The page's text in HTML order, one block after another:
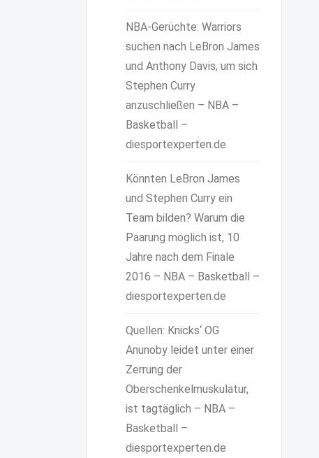
NBA-Gerüchte: Warriors
suchen nach LeBron James
und Anthony Davis, um sich
Stephen Curry
anzuschließen – NBA –
Basketball –
diesportexperten.de
Könnten LeBron James
und Stephen Curry ein
Team bilden? Warum die
Paarung möglich ist, 10
Jahre nach dem Finale
2016 – NBA – Basketball –
diesportexperten.de
Quellen: Knicks‘ OG
Anunoby leidet unter einer
Zerrung der
Oberschenkelmuskulatur,
ist tagtäglich – NBA –
Basketball –
diesportexperten.de